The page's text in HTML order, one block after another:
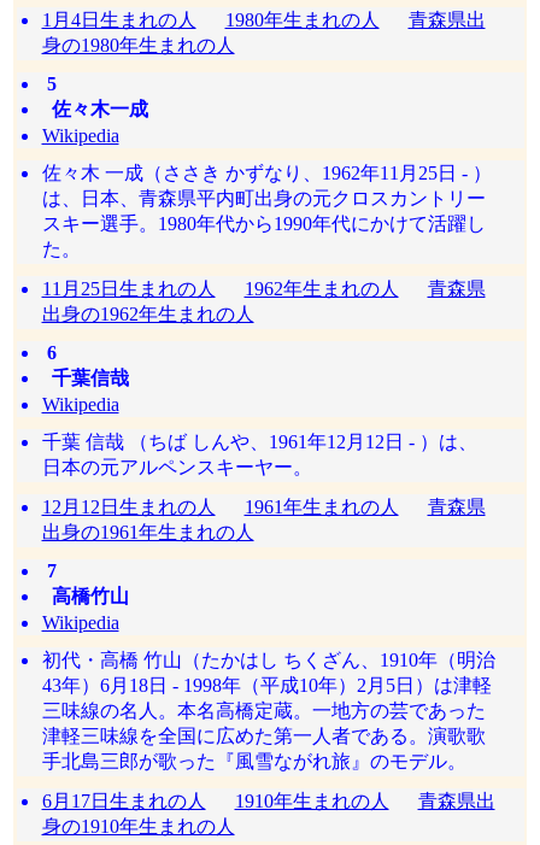
1月4日生まれの人
1980年生まれの人
青森県出
身の1980年生まれの人
5
佐々木一成
Wikipedia
佐々木 一成（ささき かずなり、1962年11月25日 - ）
は、日本、青森県平内町出身の元クロスカントリー
スキー選手。1980年代から1990年代にかけて活躍し
た。
11月25日生まれの人
1962年生まれの人
青森県
出身の1962年生まれの人
6
千葉信哉
Wikipedia
千葉 信哉 （ちば しんや、1961年12月12日 - ）は、
日本の元アルペンスキーヤー。
12月12日生まれの人
1961年生まれの人
青森県
出身の1961年生まれの人
7
高橋竹山
Wikipedia
初代・高橋 竹山（たかはし ちくざん、1910年（明治
43年）6月18日 - 1998年（平成10年）2月5日）は津軽
三味線の名人。本名高橋定蔵。一地方の芸であった
津軽三味線を全国に広めた第一人者である。演歌歌
手北島三郎が歌った『風雪ながれ旅』のモデル。
6月17日生まれの人
1910年生まれの人
青森県出
身の1910年生まれの人